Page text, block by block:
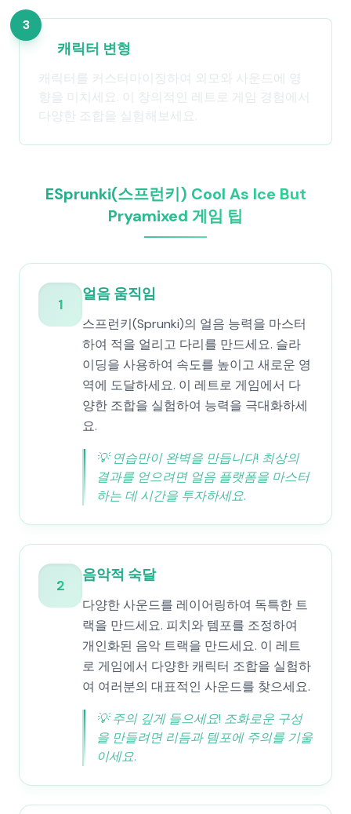
3
캐릭터 변형
캐릭터를 커스터마이징하여 외모와 사운드에 영
향을 미치세요. 이 창의적인 레트로 게임 경험에서
다양한 조합을 실험해보세요.
ESprunki(스프런키) Cool As Ice But
Pryamixed 게임 팁
1
얼음 움직임
스프런키(Sprunki)의 얼음 능력을 마스터
하여 적을 얼리고 다리를 만드세요. 슬라
이딩을 사용하여 속도를 높이고 새로운 영
역에 도달하세요. 이 레트로 게임에서 다
양한 조합을 실험하여 능력을 극대화하세
요.
💡 연습만이 완벽을 만듭니다! 최상의
결과를 얻으려면 얼음 플랫폼을 마스터
하는 데 시간을 투자하세요.
2
음악적 숙달
다양한 사운드를 레이어링하여 독특한 트
랙을 만드세요. 피치와 템포를 조정하여
개인화된 음악 트랙을 만드세요. 이 레트
로 게임에서 다양한 캐릭터 조합을 실험하
여 여러분의 대표적인 사운드를 찾으세요.
💡주의 깊게 들으세요! 조화로운 구성
을 만들려면 리듬과 템포에 주의를 기울
이세요.